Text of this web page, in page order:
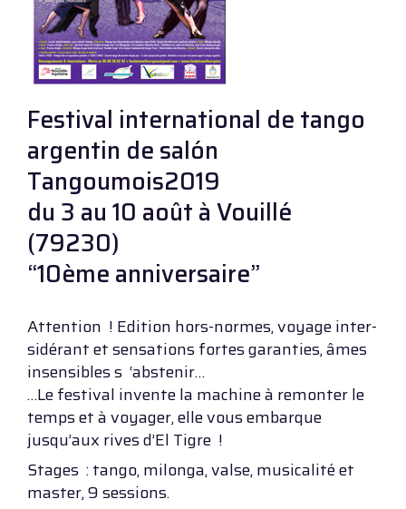
Festival international de tango
argentin de salón
Tangoumois2019
du 3 au 10 août à Vouillé
(79230)
“10ème anniversaire”
Attention ! Edition hors-normes, voyage inter-
sidérant et sensations fortes garanties, âmes
insensibles s ‘abstenir…
…Le festival invente la machine à remonter le
temps et à voyager, elle vous embarque
jusqu’aux rives d’El Tigre !
Stages : tango, milonga, valse, musicalité et
master, 9 sessions.